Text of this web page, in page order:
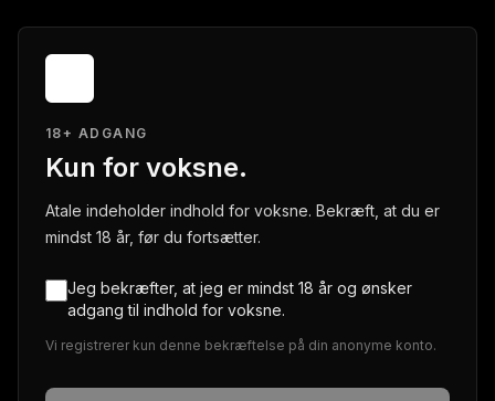
18+ ADGANG
Kun for voksne.
Atale indeholder indhold for voksne. Bekræft, at du er
mindst 18 år, før du fortsætter.
Jeg bekræfter, at jeg er mindst 18 år og ønsker
adgang til indhold for voksne.
Vi registrerer kun denne bekræftelse på din anonyme konto.